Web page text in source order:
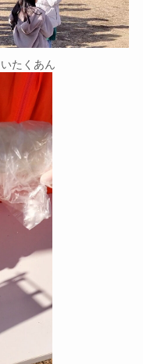
たくあん